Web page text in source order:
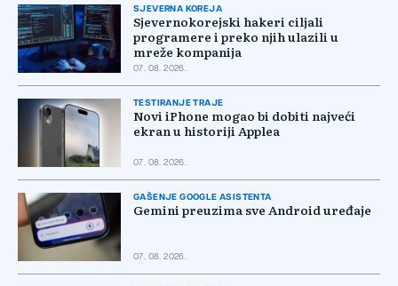
SJEVERNA KOREJA
Sjevernokorejski hakeri ciljali
programere i preko njih ulazili u
mreže kompanija
07. 08. 2026.
TESTIRANJE TRAJE
Novi iPhone mogao bi dobiti najveći
ekran u historiji Applea
07. 08. 2026.
GAŠENJE GOOGLE ASISTENTA
Gemini preuzima sve Android uređaje
07. 08. 2026.